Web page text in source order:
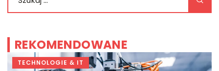
REKOMENDOWANE
TECHNOLOGIE & IT